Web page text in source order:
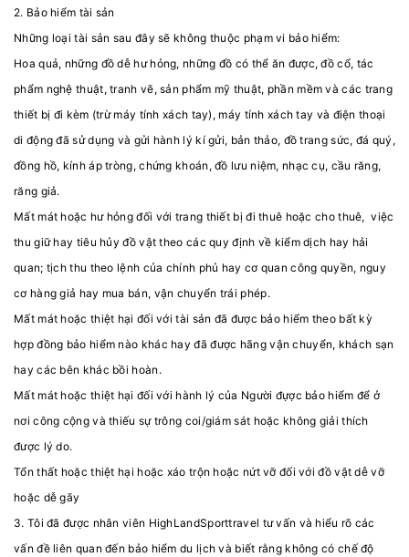
2. Bảo hiểm tài sản
Những loại tài sản sau đây sẽ không thuộc phạm vi bảo hiểm:
Hoa quả, những đồ dễ hư hỏng, những đồ có thể ăn được, đồ cổ, tác
phẩm nghệ thuật, tranh vẽ, sản phẩm mỹ thuật, phần mềm và các trang
thiết bị đi kèm (trừ máy tính xách tay), máy tính xách tay và điện thoại
di động đã sử dụng và gửi hành lý kí gửi, bản thảo, đồ trang sức, đá quý,
đồng hồ, kính áp tròng, chứng khoán, đồ lưu niệm, nhạc cụ, cầu răng,
răng giả.
Mất mát hoặc hư hỏng đối với trang thiết bị đi thuê hoặc cho thuê, việc
thu giữ hay tiêu hủy đồ vật theo các quy định về kiểm dịch hay hải
quan; tịch thu theo lệnh của chính phủ hay cơ quan công quyền, nguy
cơ hàng giả hay mua bán, vận chuyển trái phép.
Mất mát hoặc thiệt hại đối với tài sản đã được bảo hiểm theo bất kỳ
hợp đồng bảo hiểm nào khác hay đã được hãng vận chuyển, khách sạn
hay các bên khác bồi hoàn.
Mất mát hoặc thiệt hại đối với hành lý của Người đựợc bảo hiểm để ở
nơi công cộng và thiếu sự trông coi/giám sát hoặc không giải thích
được lý do.
Tổn thất hoặc thiệt hại hoặc xáo trộn hoặc nứt vỡ đối với đồ vật dễ vỡ
hoặc dễ gãy
3. Tôi đã được nhân viên HighLandSporttravel tư vấn và hiểu rõ các
vấn đề liên quan đến bảo hiểm du lịch và biết rằng không có chế độ